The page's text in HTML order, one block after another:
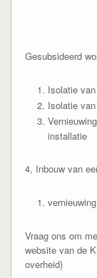
Gesubsideerd
Isolatie
Isolatie
installatie
4, Inbouw van
Vraag ons om
website van de
overheid)